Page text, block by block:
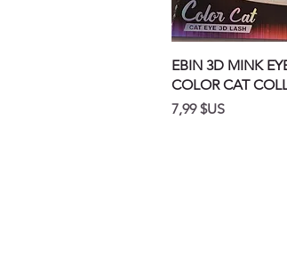
Aperçu
EBIN 3D MINK
COLOR CAT
Prix
7,99 $US